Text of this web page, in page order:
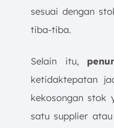
sesuai dengan
tiba-tiba.
Selain itu,
ketidaktepatan
kekosongan stok
satu supplier